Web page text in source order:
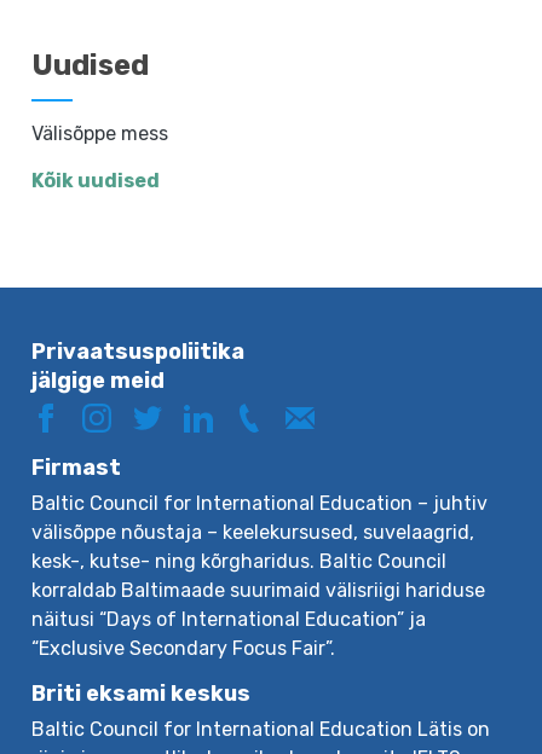
Uudised
Välisõppe mess
Kõik uudised
Privaatsuspoliitika
jälgige meid
Firmast
Baltic Council for International Education – juhtiv
välisõppe nõustaja – keelekursused, suvelaagrid,
kesk-, kutse- ning kõrgharidus. Baltic Council
korraldab Baltimaade suurimaid välisriigi hariduse
näitusi “Days of International Education” ja
“Exclusive Secondary Focus Fair”.
Briti eksami keskus
Baltic Council for International Education Lätis on